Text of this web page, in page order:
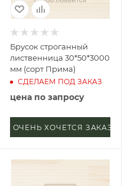
Брусок строганный
лиственница 30*50*3000
мм (сорт Прима)
СДЕЛАЕМ ПОД ЗАКАЗ
цена по запросу
ОЧЕНЬ ХОЧЕТСЯ ЗАКАЗАТЬ